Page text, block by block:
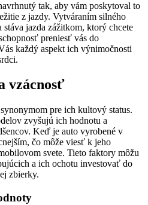
tak, aby vám poskytoval to
z jazdy. Vytváraním silného
stáva jazda zážitkom, ktorý chcete
preniesť vás do
každý aspekt ich výnimočnosti
vzácnosť
pre ich kultový status.
zvyšujú ich hodnotu a
Keď je auto vyrobené v
čo môže viesť k jeho
svete. Tieto faktory môžu
a ich ochotu investovať do
zbierky.